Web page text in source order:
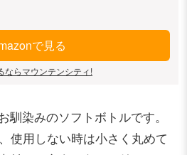
で見る
ならマウンテンシティ!
馴染みのソフトボトルです。
使用しない時は小さく丸めて